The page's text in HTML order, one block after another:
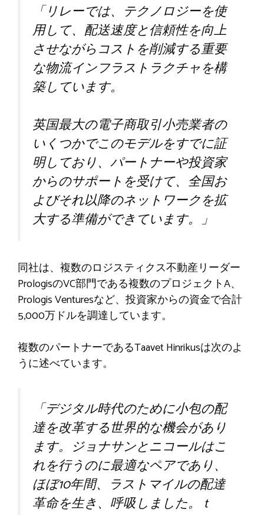
「リレーでは、テクノロジーを使
用して、配送速度と信頼性を向上
させながらコストを削減する重要
な物流インフラストラクチャを構
築しています。
英国最大の電子商取引小売業者の
いくつかでこのモデルをすでに証
明しており、パートナーや投資家
からのサポートを受けて、全国お
よびそれ以降のネットワークを拡
大する準備ができています。」
同社は、複数のロジスティクス不動産リーダー
PrologisのVC部門である複数のプロジェクトA、
Prologis Venturesなど、投資家からの資金で合計
5,000万ドルを調達しています。
複数のパートナーであるTaavet Hinrikusは次のよ
うに述べています。
「デジタル時代のために小包の配
達を改革する世界的な機会があり
ます。ジョナサンとニコールはこ
れを行うのに最適なペアであり、
ほぼ10年間、ラストマイルの配達
革命を生き、呼吸しました。 t